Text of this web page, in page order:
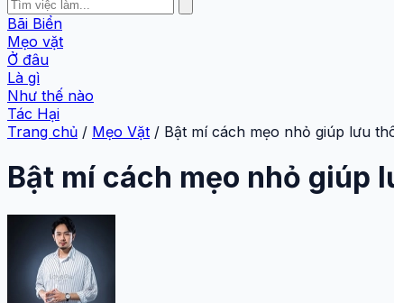
Bãi Biển
Mẹo vặt
Ở đâu
Là gì
Như thế nào
Tác Hại
Trang chủ / Mẹo Vặt / Bật mí cách mẹo nhỏ giúp lưu
Bật mí cách mẹo nhỏ giúp